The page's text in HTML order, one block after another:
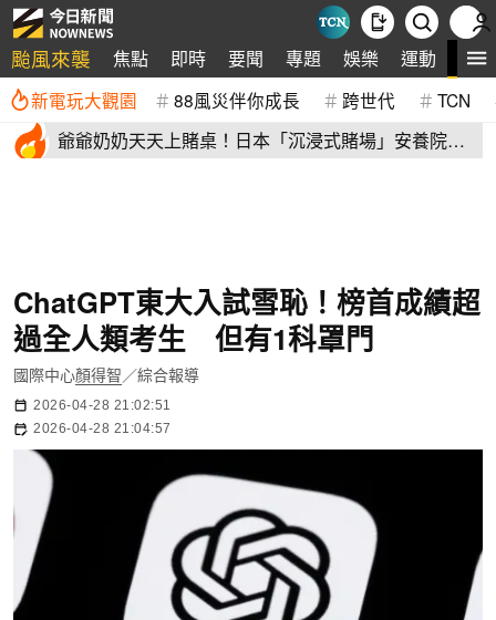
颱風來襲 焦點 即時 要聞 專題 娛樂 運動 全
新電玩大觀園 88風災伴你成長 跨世代 TCN
爺爺奶奶天天上賭桌！日本「沉浸式賭場」安養院
ChatGPT東大入試雪恥！榜首成績超
過全人類考生 但有1科罩門
國際中心顏得智 ／綜合報導
2026-04-28 21:02:51
2026-04-28 21:04:57